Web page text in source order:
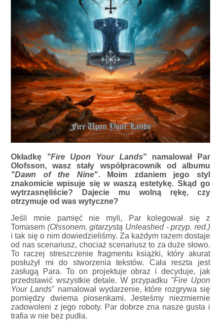
Okładkę "Fire Upon Your Lands" namalował Par
Olofsson, wasz stały współpracownik od albumu
"Dawn of the Nine". Moim zdaniem jego styl
znakomicie wpisuje się w waszą estetykę. Skąd go
wytrzasnęliście? Dajecie mu wolną rękę, czy
otrzymuje od was wytyczne?
Jeśli mnie pamięć nie myli, Par kolegował się z
Tomasem (Olssonem, gitarzystą Unleashed - przyp. red.)
i tak się o nim dowiedzieliśmy. Za każdym razem dostaje
od nas scenariusz, chociaż scenariusz to za duże słowo.
To raczej streszczenie fragmentu książki, który akurat
posłużył mi do stworzenia tekstów. Cała reszta jest
zasługą Para. To on projektuje obraz i decyduje, jak
przedstawić wszystkie detale. W przypadku "Fire Upon
Your Lands" namalował wydarzenie, które rozgrywa się
pomiędzy dwiema piosenkami. Jesteśmy niezmiernie
zadowoleni z jego roboty. Par dobrze zna nasze gusta i
trafia w nie bez pudła.